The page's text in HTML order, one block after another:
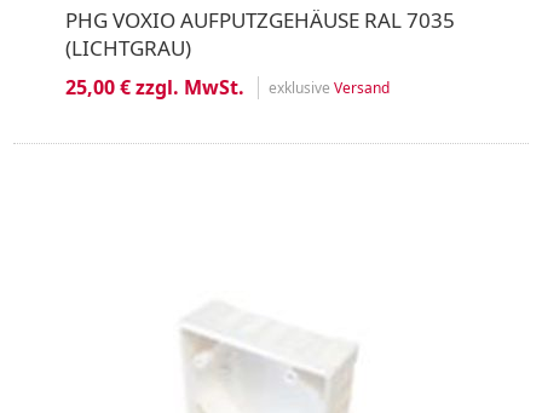
PHG VOXIO AUFPUTZGEHÄUSE RAL 7035
(LICHTGRAU)
25,00 € zzgl. MwSt. exklusive Versand